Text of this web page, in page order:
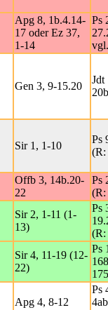
Apg 8, 1b.4.14-
17 oder Ez 37,
1-14
Ps
Gen 3, 9-15.20
Jdt
Sir 1, 1-10
Ps
(R:
Offb 3, 14b.20-
22
Ps
(R:
Sir 2, 1-11 (1-
13)
Ps
(R:
Sir 4, 11-19 (12-
22)
Ps
Apg 4, 8-12
Ps